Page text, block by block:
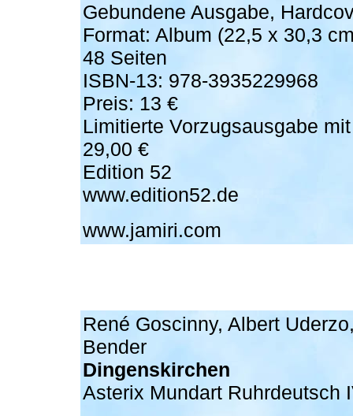
Gebundene Ausgabe,
Format: Album (22,5 x 30,3
48 Seiten
ISBN-13: 978-3935229968
Preis: 13 €
Limitierte Vorzugsausgabe
29,00 €
Edition 52
www.edition52.de
www.jamiri.com
René Goscinny, Albert
Bender
Dingenskirchen
Asterix Mundart Ruhrdeutsch